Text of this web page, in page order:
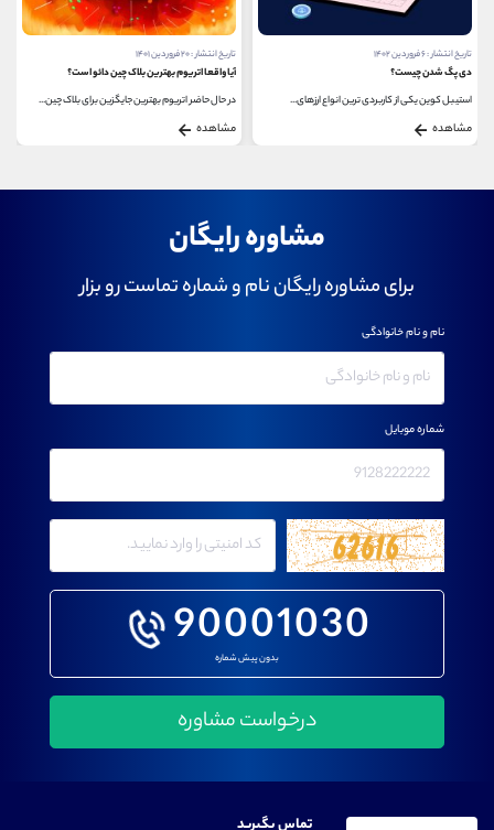
تاریخ انتشار : ۶ فروردین ۱۴۰۲
دی پگ شدن چیست؟
استیبل کوین یکی از کاربردی ترین انواع ارزهای...
مشاهده
تاریخ انتشار : ۲۰ فروردین ۱۴۰۱
آیا واقعا اتریوم بهترین بلاک چین دائو است؟
در حال حاضر اتریوم بهترین جایگزین برای بلاک چین...
مشاهده
مشاوره رایگان
برای مشاوره رایگان نام و شماره تماست رو بزار
90001030
بدون پیش شماره
نام و نام خانوادگی
شماره موبایل